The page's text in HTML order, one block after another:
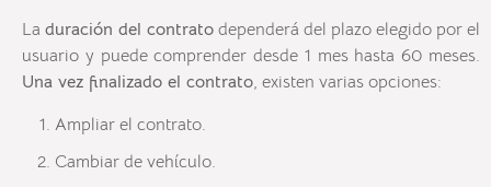
La duración del contrato dependerá del plazo elegido por el
usuario y puede comprender desde 1 mes hasta 60 meses.
Una vez finalizado el contrato, existen varias opciones:
Ampliar el contrato.
Cambiar de vehículo.